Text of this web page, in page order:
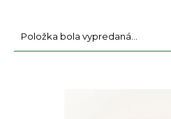
Položka bola vypredaná…